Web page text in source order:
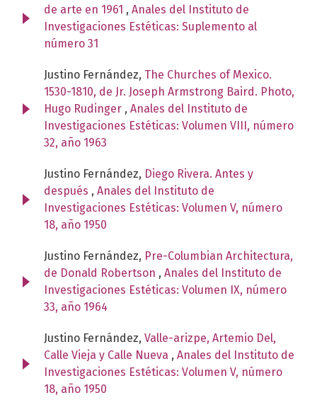
de arte en 1961 , Anales del Instituto de
Investigaciones Estéticas: Suplemento al
número 31
Justino Fernández, The Churches of Mexico.
1530-1810, de Jr. Joseph Armstrong Baird. Photo,
Hugo Rudinger , Anales del Instituto de
Investigaciones Estéticas: Volumen VIII, número
32, año 1963
Justino Fernández, Diego Rivera. Antes y
después , Anales del Instituto de
Investigaciones Estéticas: Volumen V, número
18, año 1950
Justino Fernández, Pre-Columbian Architectura,
de Donald Robertson , Anales del Instituto de
Investigaciones Estéticas: Volumen IX, número
33, año 1964
Justino Fernández, Valle-arizpe, Artemio Del,
Calle Vieja y Calle Nueva , Anales del Instituto de
Investigaciones Estéticas: Volumen V, número
18, año 1950